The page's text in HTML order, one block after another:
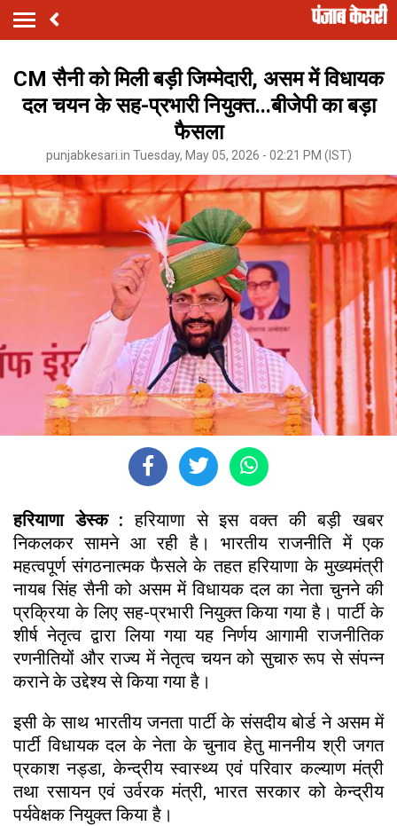
CM सैनी को मिली बड़ी जिम्मेदारी, असम में विधायक
दल चयन के सह-प्रभारी नियुक्त...बीजेपी का बड़ा
फैसला
punjabkesari.in Tuesday, May 05, 2026 - 02:21 PM (IST)
हरियाणा डेस्क :हरियाणा से इस वक्त की बड़ी खबर
निकलकर सामने आ रही है। भारतीय राजनीति में एक
महत्वपूर्ण संगठनात्मक फैसले के तहत हरियाणा के मुख्यमंत्री
नायब सिंह सैनी को असम में विधायक दल का नेता चुनने की
प्रक्रिया के लिए सह-प्रभारी नियुक्त किया गया है। पार्टी के
शीर्ष नेतृत्व द्वारा लिया गया यह निर्णय आगामी राजनीतिक
रणनीतियों और राज्य में नेतृत्व चयन को सुचारु रूप से संपन्न
कराने के उद्देश्य से किया गया है।
इसी के साथ भारतीय जनता पार्टी के संसदीय बोर्ड ने असम में
पार्टी विधायक दल के नेता के चुनाव हेतु माननीय श्री जगत
प्रकाश नड्डा, केन्द्रीय स्वास्थ्य एवं परिवार कल्याण मंत्री
तथा रसायन एवं उर्वरक मंत्री, भारत सरकार को केन्द्रीय
पर्यवेक्षक नियुक्त किया है।